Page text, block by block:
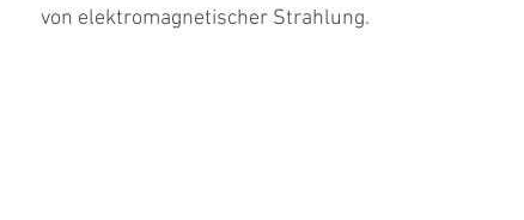
von elektromagnetischer Strahlung.